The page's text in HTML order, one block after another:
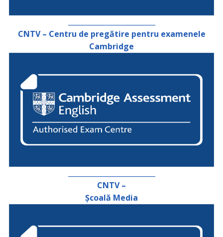
CNTV – Centru de pregătire pentru examenele
Cambridge
CNTV –
Școală Media